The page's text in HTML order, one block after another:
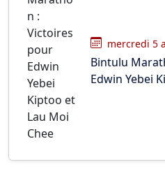
mercredi 5
Bintulu
Edwin Yebei